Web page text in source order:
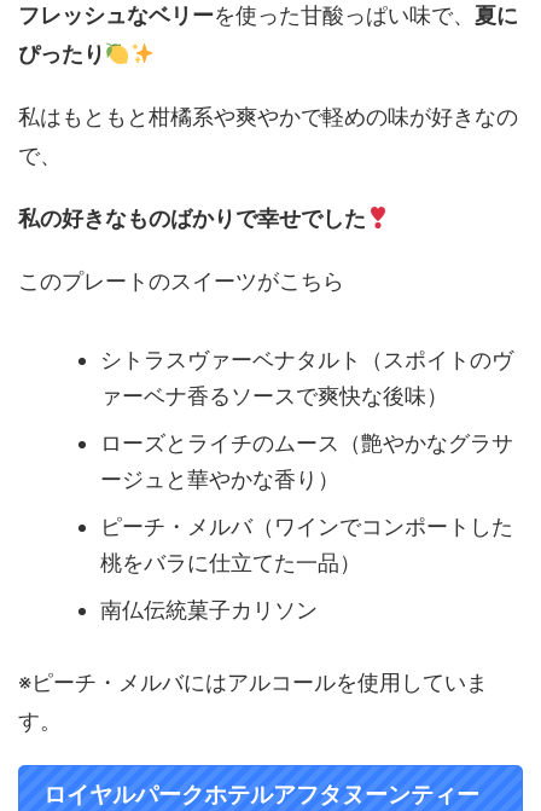
フレッシュなベリーを使った甘酸っぱい味で、 夏に
ぴったり
私はもともと柑橘系や爽やかで軽めの味が好きなの
で、
私の好きなものばかりで幸せでした
このプレートのスイーツがこちら
シトラスヴァーベナタルト（スポイトのヴ
ァーベナ香るソースで爽快な後味）
ローズとライチのムース（艶やかなグラサ
ージュと華やかな香り）
ピーチ・メルバ（ワインでコンポートした
桃をバラに仕立てた一品）
南仏伝統菓子カリソン
※ピーチ・メルバにはアルコールを使用していま
す。
ロイヤルパークホテルアフタヌーンティー